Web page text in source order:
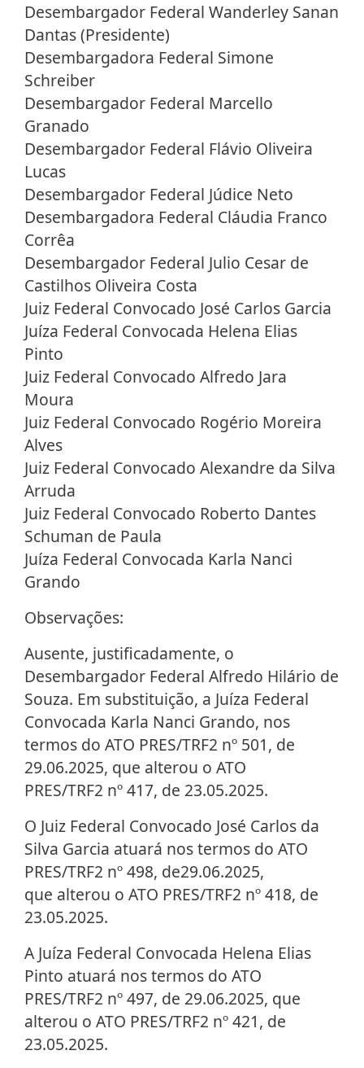
Desembargador Federal Wanderley Sanan
Dantas (Presidente)
Desembargadora Federal Simone
Schreiber
Desembargador Federal Marcello
Granado
Desembargador Federal Flávio Oliveira
Lucas
Desembargador Federal Júdice Neto
Desembargadora Federal Cláudia Franco
Corrêa
Desembargador Federal Julio Cesar de
Castilhos Oliveira Costa
Juiz Federal Convocado José Carlos Garcia
Juíza Federal Convocada Helena Elias
Pinto
Juiz Federal Convocado Alfredo Jara
Moura
Juiz Federal Convocado Rogério Moreira
Alves
Juiz Federal Convocado Alexandre da Silva
Arruda
Juiz Federal Convocado Roberto Dantes
Schuman de Paula
Juíza Federal Convocada Karla Nanci
Grando
Observações:
Ausente, justificadamente, o
Desembargador Federal Alfredo Hilário de
Souza. Em substituição, a Juíza Federal
Convocada Karla Nanci Grando, nos
termos do ATO PRES/TRF2 nº 501, de
29.06.2025, que alterou o ATO
PRES/TRF2 nº 417, de 23.05.2025.
O Juiz Federal Convocado José Carlos da
Silva Garcia atuará nos termos do ATO
PRES/TRF2 nº 498, de29.06.2025,
que alterou o ATO PRES/TRF2 nº 418, de
23.05.2025.
A Juíza Federal Convocada Helena Elias
Pinto atuará nos termos do ATO
PRES/TRF2 nº 497, de 29.06.2025, que
alterou o ATO PRES/TRF2 nº 421, de
23.05.2025.